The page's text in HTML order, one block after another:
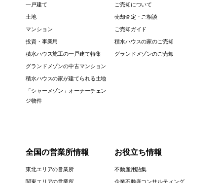
一戸建て
土地
マンション
投資・事業用
積水ハウス施工の一戸建て特集
グランドメゾンの中古マンション
積水ハウスの家が建てられる土地
「シャーメゾン」オーナーチェン
ジ物件
ご売却について
売却査定・ご相談
ご売却ガイド
積水ハウスの家のご売却
グランドメゾンのご売却
全国の営業所情報
東北エリアの営業所
関東エリアの営業所
お役立ち情報
不動産用語集
企業不動産コンサルティング